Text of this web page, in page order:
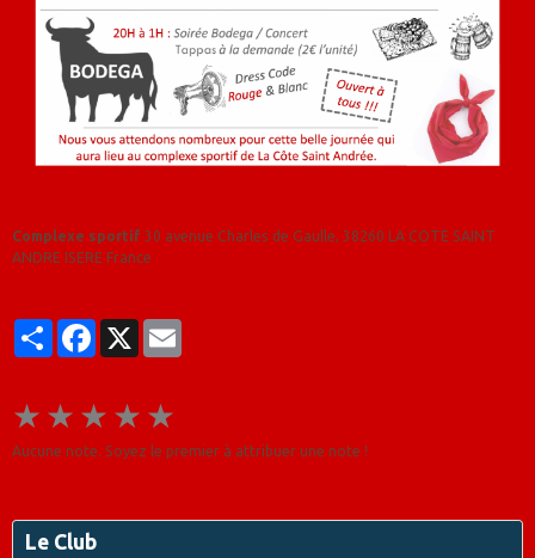
Complexe sportif 30 avenue Charles de Gaulle, 38260 LA COTE SAINT
ANDRE ISERE France
PartagerFacebook
X
★ ★ ★ ★ ★
Aucune note. Soyez le premier à attribuer une note !
Le Club